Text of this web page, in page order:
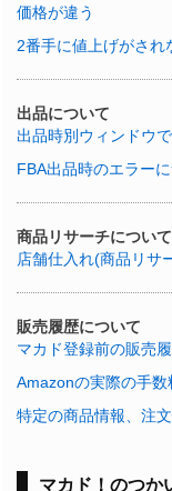
価格が違う
2番手に値上げがされ
出品について
出品時別ウィンドウ
FBA出品時のエラー
商品リサーチについて
店舗仕入れ(商品リサ
販売履歴について
マカド登録前の販売
Amazonの実際の手数
特定の商品情報、注
マカド！のつか